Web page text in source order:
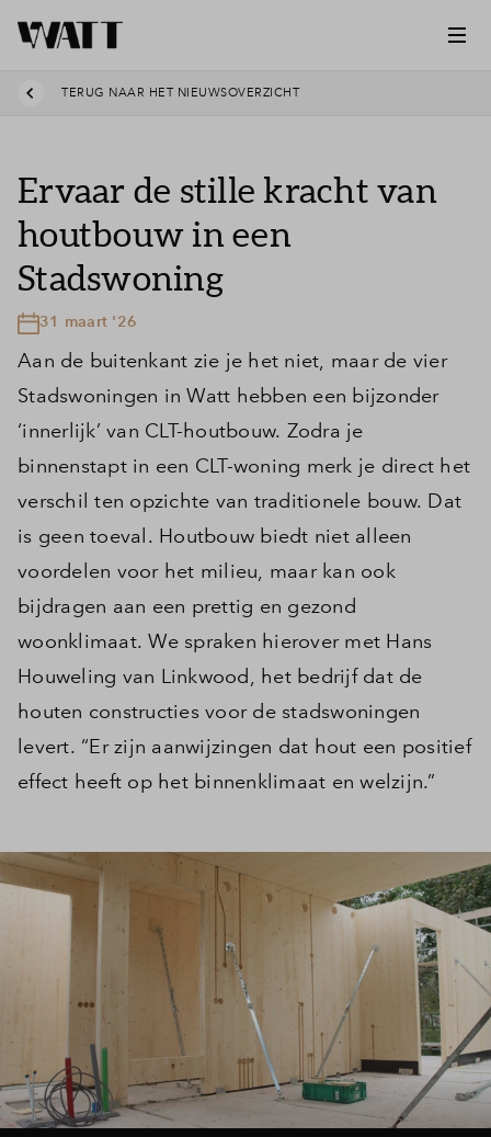
TERUG NAAR HET NIEUWSOVERZICHT
Ervaar de stille kracht van
houtbouw in een
Stadswoning
31 maart '26
Aan de buitenkant zie je het niet, maar de vier
Stadswoningen in Watt hebben een bijzonder
‘innerlijk’ van CLT-houtbouw. Zodra je
binnenstapt in een CLT-woning merk je direct het
verschil ten opzichte van traditionele bouw. Dat
is geen toeval. Houtbouw biedt niet alleen
voordelen voor het milieu, maar kan ook
bijdragen aan een prettig en gezond
woonklimaat. We spraken hierover met Hans
Houweling van Linkwood, het bedrijf dat de
houten constructies voor de stadswoningen
levert. “Er zijn aanwijzingen dat hout een positief
effect heeft op het binnenklimaat en welzijn.”